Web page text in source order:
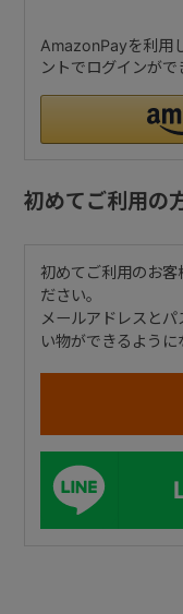
AmazonPayを利用
ントでログインがで
初めてご利用の
初めてご利用のお客
ださい。
メールアドレスと
い物ができるように